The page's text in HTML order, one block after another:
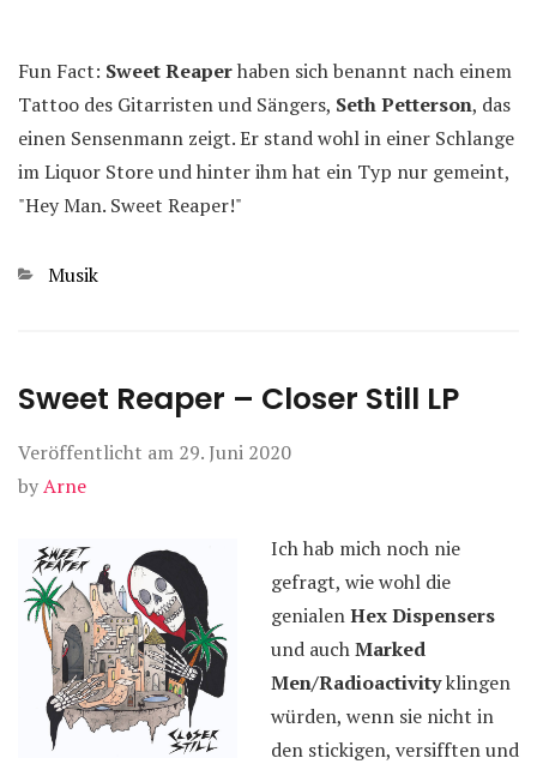
Fun Fact: Sweet Reaperhaben sich benannt nach einem
Tattoo des Gitarristen und Sängers, Seth Petterson, das
einen Sensenmann zeigt. Er stand wohl in einer Schlange
im Liquor Store und hinter ihm hat ein Typ nur gemeint,
"Hey Man. Sweet Reaper!"
Kategorien
Musik
Sweet Reaper – Closer Still LP
Veröffentlicht am 29. Juni 2020
byArne
Ich hab mich noch nie
gefragt, wie wohl die
genialenHex Dispensers
und auchMarked
Men/Radioactivityklingen
würden, wenn sie nicht in
den stickigen, versifften und